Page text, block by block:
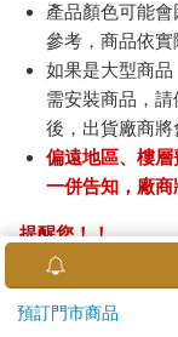
產品顏色可能
參考，商品依實
如果是大型商
需安裝商品，
後，出貨廠商將
偏遠地區、樓
一併告知，廠商
提醒您！！
金石堂及銀行均
ATM提款機，請不
預訂門市商品